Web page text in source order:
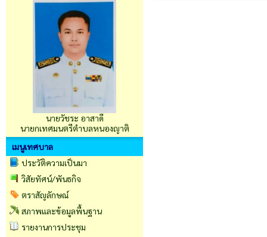
นายวัชระ อาสาดี
นายกเทศมนตรีตำบลหนองญาติ
เมนูเทศบาล
ประวัติความเป็นมา
วิสัยทัศน์/พันธกิจ
ตราสัญลักษณ์
สภาพและข้อมูลพื้นฐาน
รายงานการประชุม